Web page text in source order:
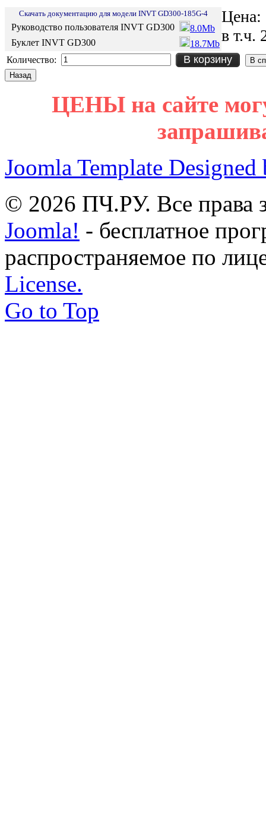
Скачать документацию для модели INVT GD300-185G-4
Руководство пользователя INVT GD300
8.0Mb
Буклет INVT GD300
18.7Mb
Цена:
в т.ч.
Количество: В корзину
ЦЕНЫ на сайте
Joomla Template Designed
© 2026 ПЧ.РУ. Все права
Joomla! - бесплатное
распространяемое по
License.
Go to Top